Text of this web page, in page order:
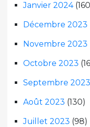
Janvier 2024
Décembre 2023
Novembre 2023
Octobre 2023
Septembre 2023
Août 2023 (130)
Juillet 2023 (98)